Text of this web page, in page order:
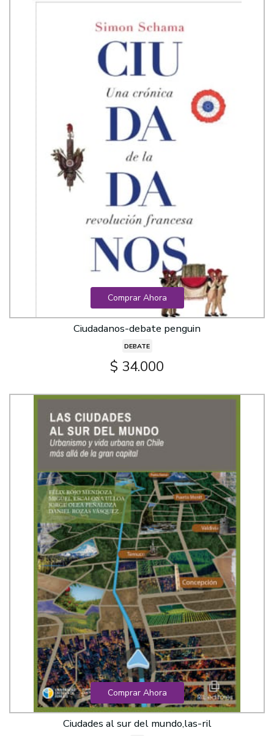
Comprar Ahora
Ciudadanos-debate penguin
DEBATE
$ 34.000
Comprar Ahora
Ciudades al sur del mundo,las-ril